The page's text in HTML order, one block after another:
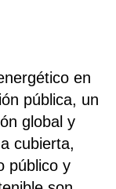
en
pública, un
global y
cubierta,
público y